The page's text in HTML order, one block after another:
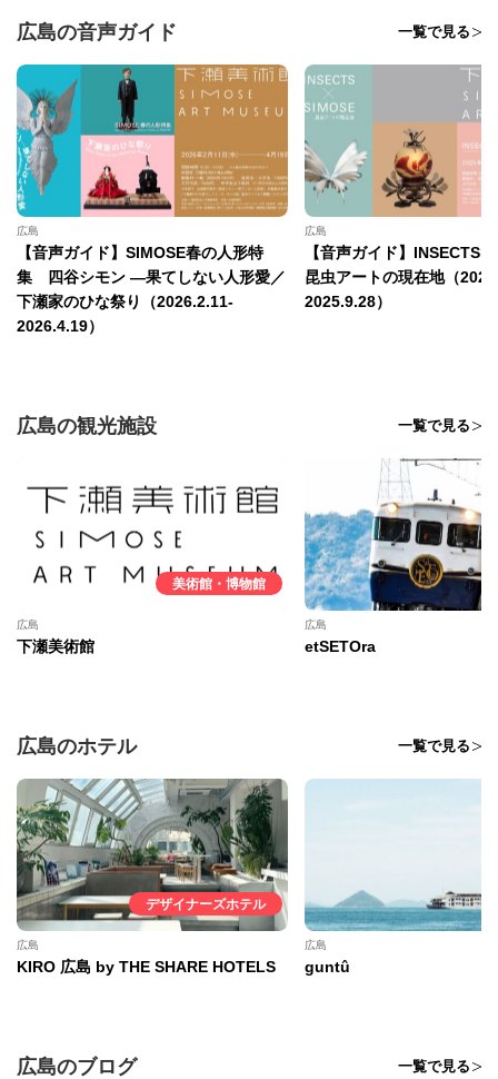
広島の音声ガイド 一覧で見る
広島
【音声ガイド】SIMOSE春の人形特
集 四谷シモン —果てしない人形愛／
下瀬家のひな祭り（2026.2.11-
2026.4.19）
広島
【音声ガイド】
昆虫アートの現在地（
2025.9.28）
広島の観光施設 一覧で見る
美術館・博物館
広島
下瀬美術館
広島
etSETOra
広島のホテル 一覧で見る
デザイナーズホテル
広島
KIRO 広島 by THE SHARE HOTELS
広島
guntû
広島のブログ 一覧で見る